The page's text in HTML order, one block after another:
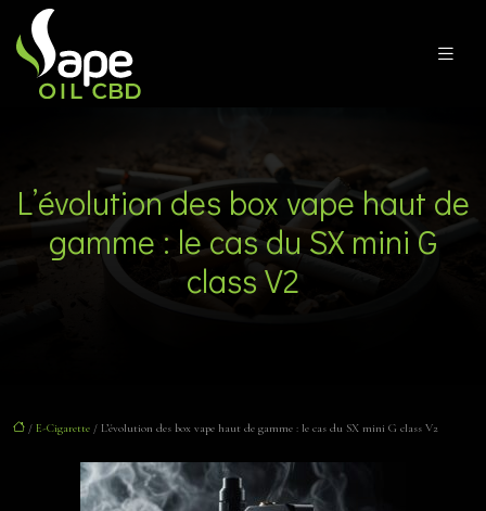
L’évolution des box vape haut de
gamme : le cas du SX mini G
class V2
/ E-Cigarette / L’évolution des box vape haut de gamme : le cas du SX mini G class V2